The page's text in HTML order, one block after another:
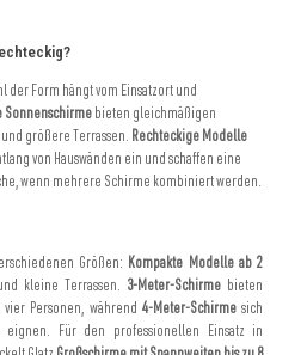
der Form hängt vom Einsatzort und
Sonnenschirmebieten gleichmäßigen
größere Terrassen. Rechteckige Modelle
von Hauswänden ein und schaffen eine
wenn mehrere Schirme kombiniert werden.
Größen: Kompakte Modelle ab 2
kleine Terrassen. 3-Meter-Schirme bieten
Personen, während 4-Meter-Schirmesich
Für den professionellen Einsatz in